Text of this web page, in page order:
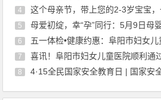
4 这个母亲节，带上您的2-3岁宝宝，
5 母爱初绽，幸“孕”同行：5月9日母婴健康
6 五一体检•健康约惠：阜阳市妇女儿童
7 喜讯！阜阳市妇女儿童医院顺利通过“试管婴儿”试运
8 4·15全民国家安全教育日 | 国家安